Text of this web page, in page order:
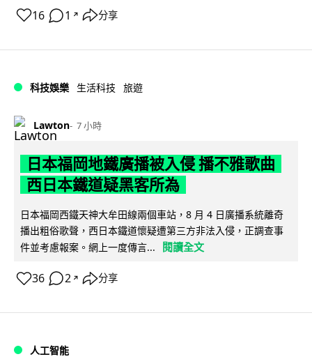
16 1 ↗ 分享
科技娛樂 生活科技 旅遊
Lawton 7 小時
日本福岡地鐵廣播被入侵 播不雅歌曲
西日本鐵道疑黑客所為
日本福岡西鐵天神大牟田線兩個車站，8 月 4 日廣播系統離奇
播出粗俗歌聲，西日本鐵道懷疑遭第三方非法入侵，正調查事
件並考慮報案。網上一度傳言...
閱讀全文
36 2 ↗ 分享
人工智能